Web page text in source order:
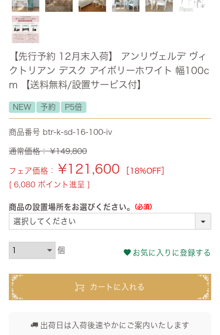
【先行予約 12月末入荷】 アンリヴェルデ ヴィ
クトリアン デスク アイボリーホワイト 幅100c
m 【送料無料/設置サービス付】
NEW 予約 P5倍
商品番号 btr-k-sd-16-100-iv
通常価格： ¥149,800
フェア価格： ¥121,600
［18%OFF］
[ 6,080 ポイント進呈 ]
商品の設置場所をお選びください。
お気に入りに登録する
カートに入れる
出荷日は入荷後速やかにご案内いたします